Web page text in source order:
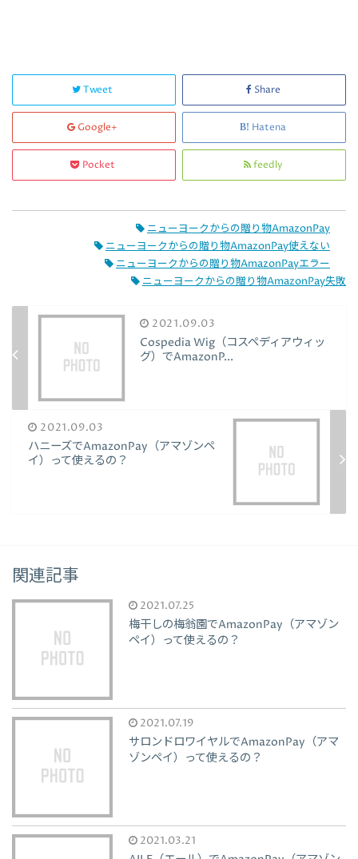
Tweet Share
Google+ Hatena
Pocket feedly
ニューヨークからの贈り物AmazonPay
ニューヨークからの贈り物AmazonPay使えない
ニューヨークからの贈り物AmazonPayエラー
ニューヨークからの贈り物AmazonPay失敗
2021.09.03
Cospedia Wig（コスペディアウィッ
グ）でAmazonP...
2021.09.03
ハニーズでAmazonPay（アマゾンペ
イ）って使えるの？
関連記事
2021.07.25
梅干しの梅翁園でAmazonPay（アマゾン
ペイ）って使えるの？
2021.07.19
サロンドロワイヤルでAmazonPay（アマ
ゾンペイ）って使えるの？
2021.03.21